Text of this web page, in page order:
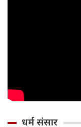
धर्म संसार